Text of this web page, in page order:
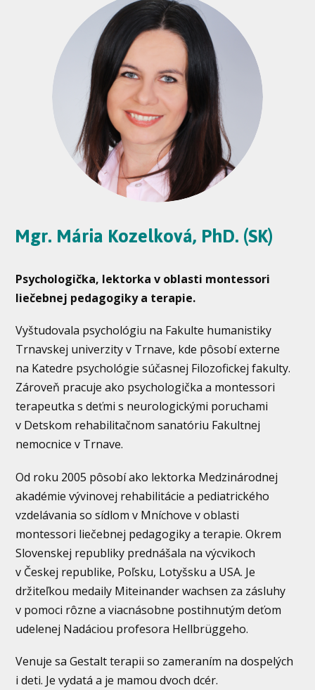
Mgr. Mária Kozelková, PhD. (SK)
Psychologička, lektorka v oblasti montessori
liečebnej pedagogiky a terapie.
Vyštudovala psychológiu na Fakulte humanistiky
Trnavskej univerzity v Trnave, kde pôsobí externe
na Katedre psychológie súčasnej Filozofickej fakulty.
Zároveň pracuje ako psychologička a montessori
terapeutka s deťmi s neurologickými poruchami
v Detskom rehabilitačnom sanatóriu Fakultnej
nemocnice v Trnave.
Od roku 2005 pôsobí ako lektorka Medzinárodnej
akadémie vývinovej rehabilitácie a pediatrického
vzdelávania so sídlom v Mníchove v oblasti
montessori liečebnej pedagogiky a terapie. Okrem
Slovenskej republiky prednášala na výcvikoch
v Českej republike, Poľsku, Lotyšsku a USA. Je
držiteľkou medaily Miteinander wachsen za zásluhy
v pomoci rôzne a viacnásobne postihnutým deťom
udelenej Nadáciou profesora Hellbrüggeho.
Venuje sa Gestalt terapii so zameraním na dospelých
i deti. Je vydatá a je mamou dvoch dcér.